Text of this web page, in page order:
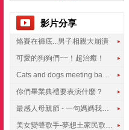
影片分享
烙賽在褲底...男子相親大崩潰
可愛的狗狗們~~！超治癒！
Cats and dogs meeting babies for the first time
你們畢業典禮要表演什麼？
最感人母親節 - 一句媽媽我愛你
美女變聲歌手-夢想土家民歌傳遍世界